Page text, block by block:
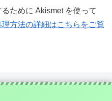
ために Akismet を使って
方法の詳細はこちらをご覧